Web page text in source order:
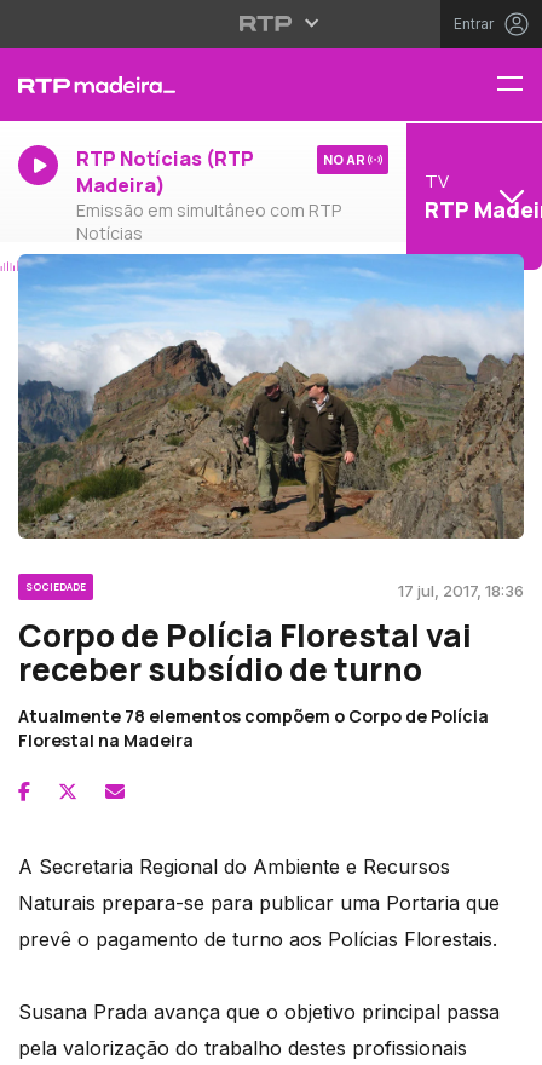
Entrar
RTP Notícias (RTP
Madeira)
Emissão em simultâneo com RTP
Notícias
NO AR
TV
RTP
SOCIEDADE 17 jul, 2017, 18:36
Corpo de Polícia Florestal vai
receber subsídio de turno
Atualmente 78 elementos compõem o Corpo de Polícia
Florestal na Madeira
A Secretaria Regional do Ambiente e Recursos
Naturais prepara-se para publicar uma Portaria que
prevê o pagamento de turno aos Polícias Florestais.
Susana Prada avança que o objetivo principal passa
pela valorização do trabalho destes profissionais